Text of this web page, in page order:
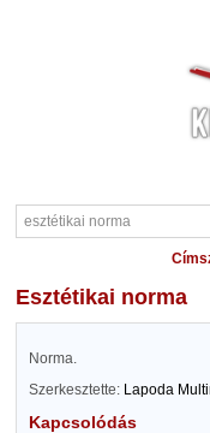
esztétikai norma
Norma.
Szerkesztette: Lapoda
Kapcsolódás